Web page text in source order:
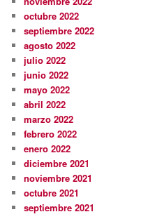
octubre 2022
septiembre 2022
agosto 2022
julio 2022
junio 2022
mayo 2022
abril 2022
marzo 2022
febrero 2022
enero 2022
diciembre 2021
noviembre 2021
octubre 2021
septiembre 2021